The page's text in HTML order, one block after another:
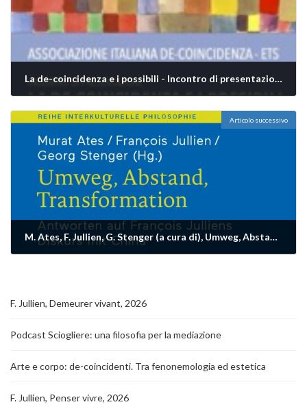
La de-coincidenza e i possibili - Incontro di presentazione
Articolo successivo
M. Ates, F. Jullien, G. Stenger (a cura di), Umweg, Abstand, Transformation, 2025
F. Jullien, Demeurer vivant, 2026
Podcast Sciogliere: una filosofia per la mediazione
Arte e corpo: de-coincidenti. Tra fenonemologia ed estetica
F. Jullien, Penser vivre, 2026